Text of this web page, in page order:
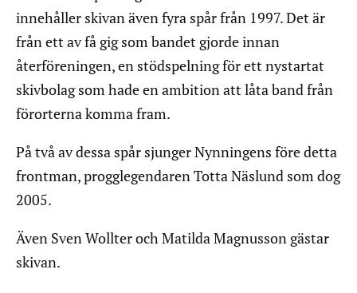
innehåller skivan även fyra spår från 1997. Det är
från ett av få gig som bandet gjorde innan
återföreningen, en stödspelning för ett nystartat
skivbolag som hade en ambition att låta band från
förorterna komma fram.
På två av dessa spår sjunger Nynningens före detta
frontman, progglegendaren Totta Näslund som dog
2005.
Även Sven Wollter och Matilda Magnusson gästar
skivan.